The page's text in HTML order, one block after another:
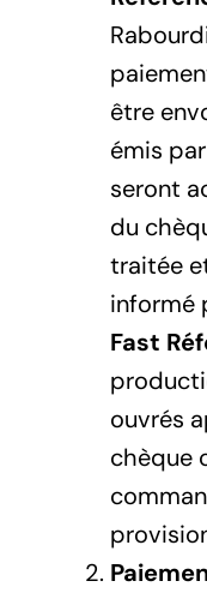
être
émis
seront
du
traitée
informé
Fast
ouvrés
chèque